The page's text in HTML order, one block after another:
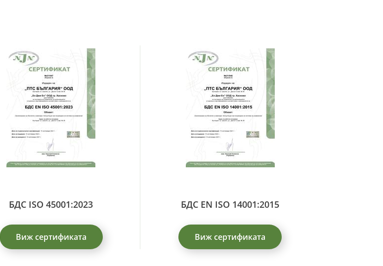
БДС ISO 45001:2023
Виж сертификата
БДС EN ISO 14001:2015
Виж сертификата